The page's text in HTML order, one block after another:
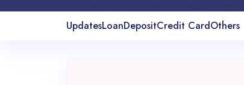
UpdatesLoanDepositCredit CardOthers